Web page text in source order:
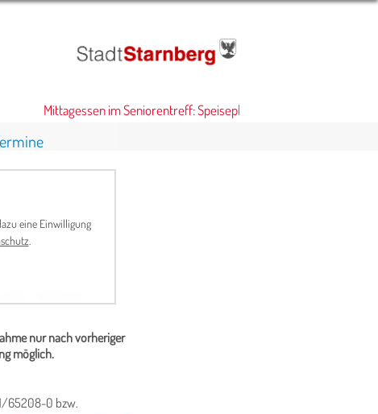
Mittagessen im Seniorentreff: Speiseplan
nur nach vorheriger
möglich.
65208-0 bzw.
eine Einwilligung